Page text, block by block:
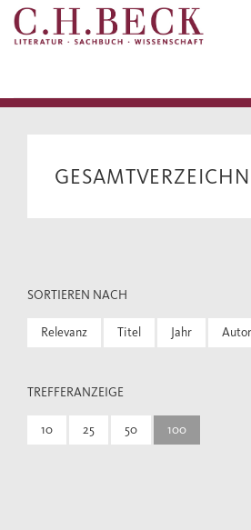
SORTIEREN NACH
Relevanz Titel Jahr
TREFFERANZEIGE
10 25 50 100